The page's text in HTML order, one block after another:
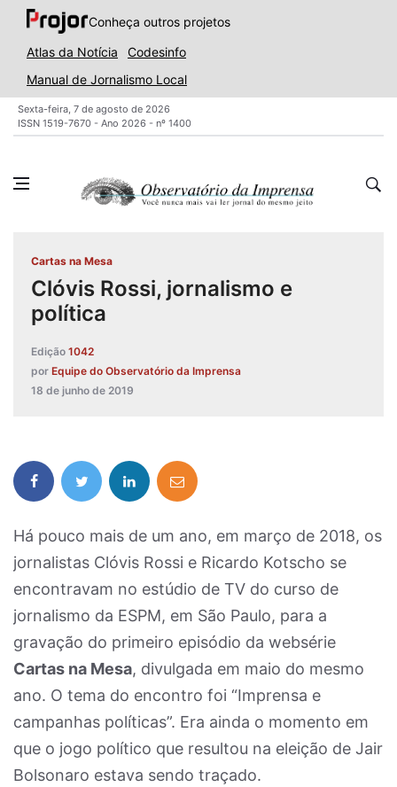
Conheça outros projetos
Atlas da Notícia
Codesinfo
Manual de Jornalismo Local
Sexta-feira, 7 de agosto de 2026
ISSN 1519-7670 - Ano 2026 - nº 1400
Cartas na Mesa
Clóvis Rossi, jornalismo e
política
Edição 1042
por Equipe do Observatório da Imprensa
18 de junho de 2019
Há pouco mais de um ano, em março de 2018, os
jornalistas Clóvis Rossi e Ricardo Kotscho se
encontravam no estúdio de TV do curso de
jornalismo da ESPM, em São Paulo, para a
gravação do primeiro episódio da websérie
Cartas na Mesa, divulgada em maio do mesmo
ano. O tema do encontro foi “Imprensa e
campanhas políticas”. Era ainda o momento em
que o jogo político que resultou na eleição de Jair
Bolsonaro estava sendo traçado.